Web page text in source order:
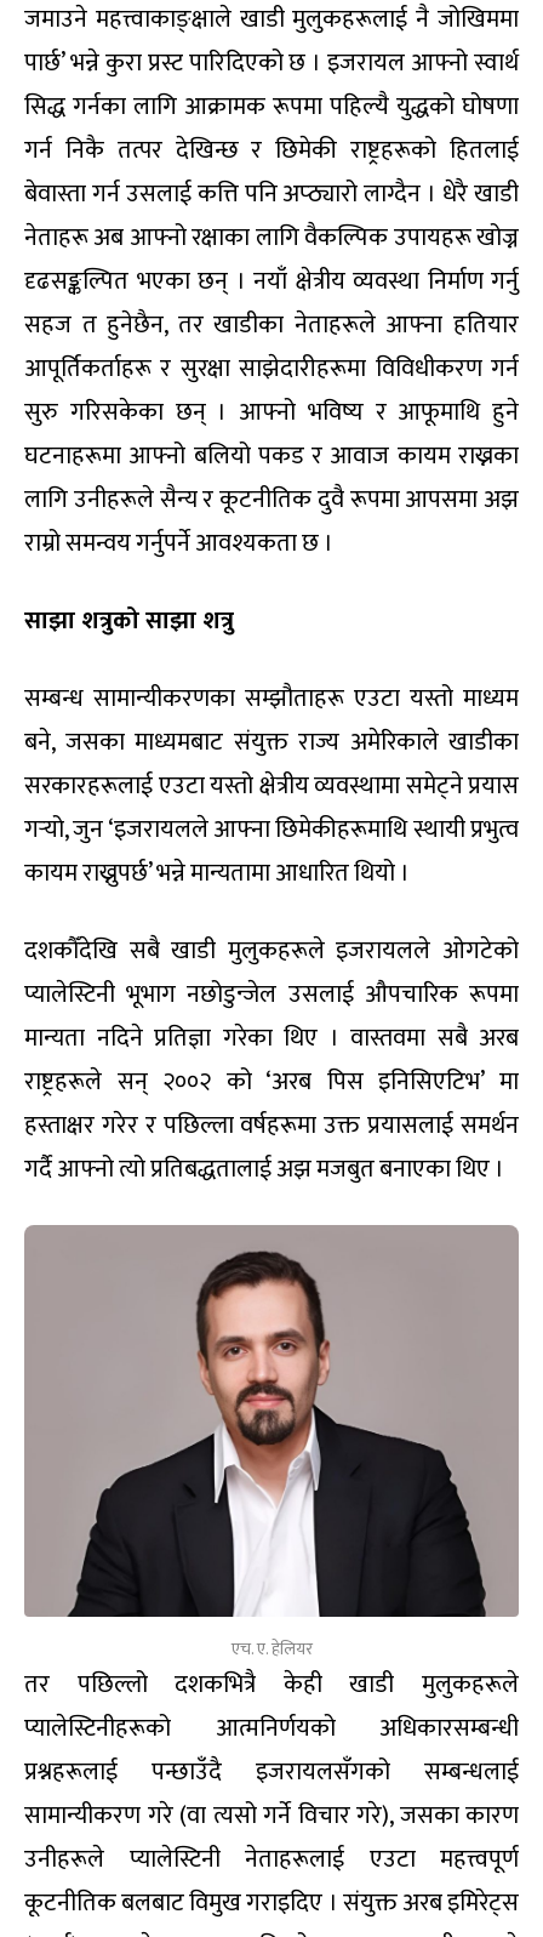
जमाउने महत्त्वाकाङ्क्षाले खाडी मुलुकहरूलाई नै जोखिममा
पार्छ’ भन्ने कुरा प्रस्ट पारिदिएको छ । इजरायल आफ्नो स्वार्थ
सिद्ध गर्नका लागि आक्रामक रूपमा पहिल्यै युद्धको घोषणा
गर्न निकै तत्पर देखिन्छ र छिमेकी राष्ट्रहरूको हितलाई
बेवास्ता गर्न उसलाई कत्ति पनि अप्ठ्यारो लाग्दैन । धेरै खाडी
नेताहरू अब आफ्नो रक्षाका लागि वैकल्पिक उपायहरू खोज्न
दृढसङ्कल्पित भएका छन् । नयाँ क्षेत्रीय व्यवस्था निर्माण गर्नु
सहज त हुनेछैन, तर खाडीका नेताहरूले आफ्ना हतियार
आपूर्तिकर्ताहरू र सुरक्षा साझेदारीहरूमा विविधीकरण गर्न
सुरु गरिसकेका छन् । आफ्नो भविष्य र आफूमाथि हुने
घटनाहरूमा आफ्नो बलियो पकड र आवाज कायम राख्नका
लागि उनीहरूले सैन्य र कूटनीतिक दुवै रूपमा आपसमा अझ
राम्रो समन्वय गर्नुपर्ने आवश्यकता छ ।
साझा शत्रुको साझा शत्रु
सम्बन्ध सामान्यीकरणका सम्झौताहरू एउटा यस्तो माध्यम
बने, जसका माध्यमबाट संयुक्त राज्य अमेरिकाले खाडीका
सरकारहरूलाई एउटा यस्तो क्षेत्रीय व्यवस्थामा समेट्ने प्रयास
गर्‍यो, जुन ‘इजरायलले आफ्ना छिमेकीहरूमाथि स्थायी प्रभुत्व
कायम राख्नुपर्छ’ भन्ने मान्यतामा आधारित थियो ।
दशकौँदेखि सबै खाडी मुलुकहरूले इजरायलले ओगटेको
प्यालेस्टिनी भूभाग नछोडुन्जेल उसलाई औपचारिक रूपमा
मान्यता नदिने प्रतिज्ञा गरेका थिए । वास्तवमा सबै अरब
राष्ट्रहरूले सन् २००२ को ‘अरब पिस इनिसिएटिभ’ मा
हस्ताक्षर गरेर र पछिल्ला वर्षहरूमा उक्त प्रयासलाई समर्थन
गर्दै आफ्नो त्यो प्रतिबद्धतालाई अझ मजबुत बनाएका थिए ।
एच. ए. हेलियर
तर पछिल्लो दशकभित्रै केही खाडी मुलुकहरूले
प्यालेस्टिनीहरूको आत्मनिर्णयको अधिकारसम्बन्धी
प्रश्नहरूलाई पन्छाउँदै इजरायलसँगको सम्बन्धलाई
सामान्यीकरण गरे (वा त्यसो गर्ने विचार गरे), जसका कारण
उनीहरूले प्यालेस्टिनी नेताहरूलाई एउटा महत्त्वपूर्ण
कूटनीतिक बलबाट विमुख गराइदिए । संयुक्त अरब इमिरेट्स